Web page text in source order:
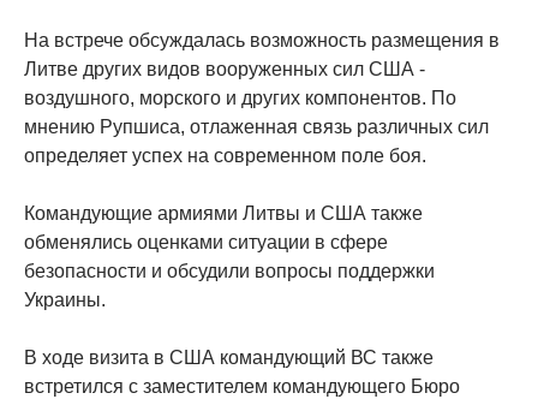
На встрече обсуждалась возможность размещения в
Литве других видов вооруженных сил США -
воздушного, морского и других компонентов. По
мнению Рупшиса, отлаженная связь различных сил
определяет успех на современном поле боя.
Командующие армиями Литвы и США также
обменялись оценками ситуации в сфере
безопасности и обсудили вопросы поддержки
Украины.
В ходе визита в США командующий ВС также
встретился с заместителем командующего Бюро